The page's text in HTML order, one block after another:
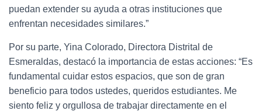
puedan extender su ayuda a otras instituciones que
enfrentan necesidades similares.”
Por su parte, Yina Colorado, Directora Distrital de
Esmeraldas, destacó la importancia de estas acciones: “Es
fundamental cuidar estos espacios, que son de gran
beneficio para todos ustedes, queridos estudiantes. Me
siento feliz y orgullosa de trabajar directamente en el